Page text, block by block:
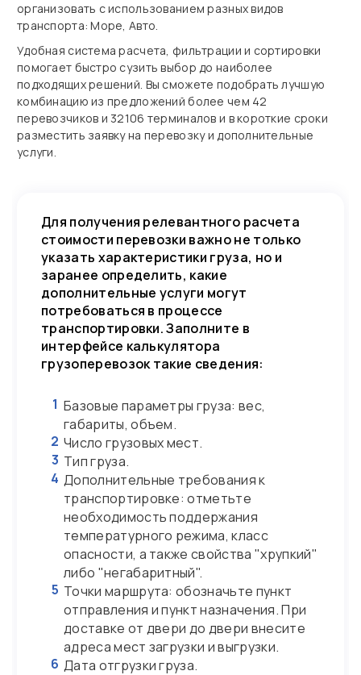
организовать с использованием разных видов
транспорта: Море, Авто.
Удобная система расчета, фильтрации и сортировки
помогает быстро сузить выбор до наиболее
подходящих решений. Вы сможете подобрать лучшую
комбинацию из предложений более чем 42
перевозчиков и 32106 терминалов и в короткие сроки
разместить заявку на перевозку и дополнительные
услуги.
Для получения релевантного расчета
стоимости перевозки важно не только
указать характеристики груза, но и
заранее определить, какие
дополнительные услуги могут
потребоваться в процессе
транспортировки. Заполните в
интерфейсе калькулятора
грузоперевозок такие сведения:
1 Базовые параметры груза: вес,
габариты, объем.
2 Число грузовых мест.
3 Тип груза.
4 Дополнительные требования к
транспортировке: отметьте
необходимость поддержания
температурного режима, класс
опасности, а также свойства "хрупкий"
либо "негабаритный".
5 Точки маршрута: обозначьте пункт
отправления и пункт назначения. При
доставке от двери до двери внесите
адреса мест загрузки и выгрузки.
6 Дата отгрузки груза.